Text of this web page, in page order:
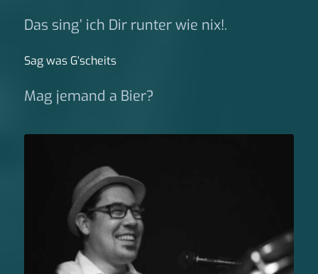
Das sing’ ich Dir runter wie nix!.
Sag was G‘scheits
Mag jemand a Bier?